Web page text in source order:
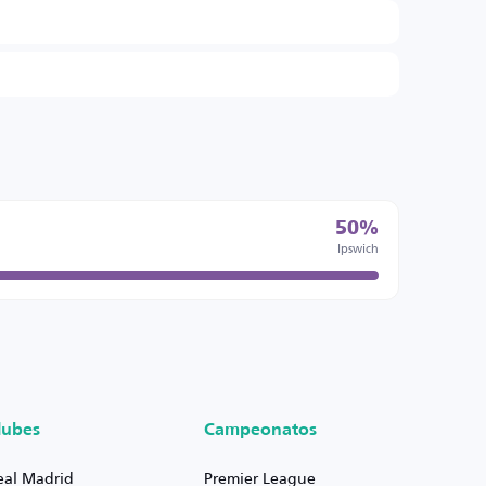
50%
Ipswich
Madrid
Campeonatos
Premier League